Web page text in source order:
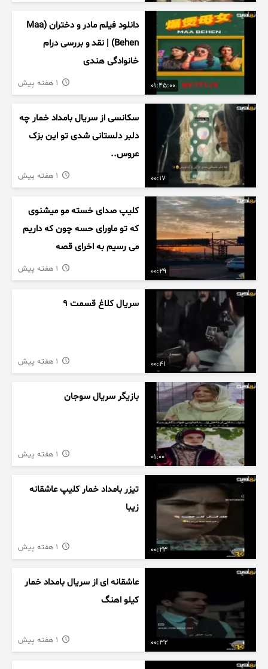
01:45:00
دانلود فیلم مادر و دختران (Maa
Behen) | نقد و بررسی درام
خانوادگی هندی
00:17
سکانسی از سریال بامداد خمار چه
دلبر دلستانی شدی تو این بزک
عروس..
00:29
کلیپ صدای خسته مو میشنوی
که تو ماورای حسه چون که داریم
می رسیم به اخرای قصه
00:41
سریال کلاغ قسمت 9
01:00
بازیگر سریال سوجان
00:23
تیزر بامداد خمار کلیپ عاشقانه
زیبا
00:32
عاشقانه ای از سریال بامداد خمار
کیلو اهنگ